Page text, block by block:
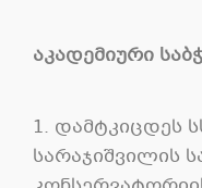
აკადემიური
1. დამტკიცდეს
სარაჯიშვილის